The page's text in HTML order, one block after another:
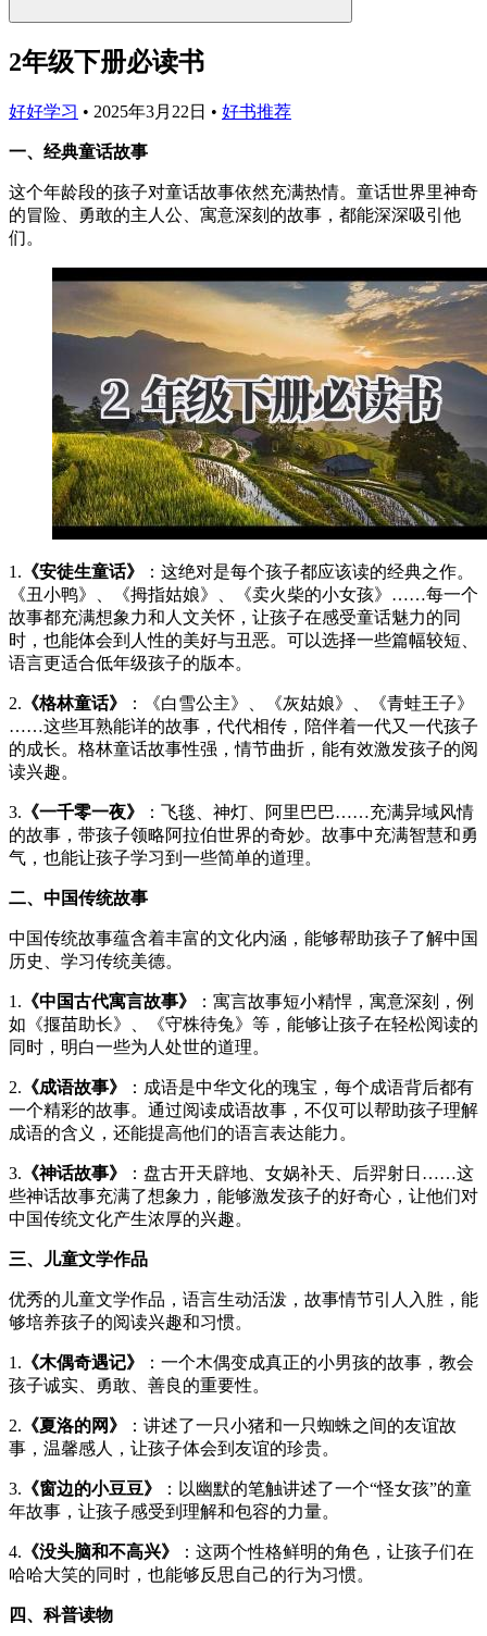
2年级下册必读书
好好学习 • 2025年3月22日 • 好书推荐
一、经典童话故事
这个年龄段的孩子对童话故事依然充满热情。童话世界里神奇
的冒险、勇敢的主人公、寓意深刻的故事，都能深深吸引他
们。
1. 《安徒生童话》
：这绝对是每个孩子都应该读的经典之作。
《丑小鸭》、《拇指姑娘》、《卖火柴的小女孩》……每一个
故事都充满想象力和人文关怀，让孩子在感受童话魅力的同
时，也能体会到人性的美好与丑恶。可以选择一些篇幅较短、
语言更适合低年级孩子的版本。
2. 《格林童话》
：《白雪公主》、《灰姑娘》、《青蛙王子》
……这些耳熟能详的故事，代代相传，陪伴着一代又一代孩子
的成长。格林童话故事性强，情节曲折，能有效激发孩子的阅
读兴趣。
3. 《一千零一夜》
：飞毯、神灯、阿里巴巴……充满异域风情
的故事，带孩子领略阿拉伯世界的奇妙。故事中充满智慧和勇
气，也能让孩子学习到一些简单的道理。
二、中国传统故事
中国传统故事蕴含着丰富的文化内涵，能够帮助孩子了解中国
历史、学习传统美德。
1. 《中国古代寓言故事》
：寓言故事短小精悍，寓意深刻，例
如《揠苗助长》、《守株待兔》等，能够让孩子在轻松阅读的
同时，明白一些为人处世的道理。
2. 《成语故事》
：成语是中华文化的瑰宝，每个成语背后都有
一个精彩的故事。通过阅读成语故事，不仅可以帮助孩子理解
成语的含义，还能提高他们的语言表达能力。
3. 《神话故事》
：盘古开天辟地、女娲补天、后羿射日……这
些神话故事充满了想象力，能够激发孩子的好奇心，让他们对
中国传统文化产生浓厚的兴趣。
三、儿童文学作品
优秀的儿童文学作品，语言生动活泼，故事情节引人入胜，能
够培养孩子的阅读兴趣和习惯。
1. 《木偶奇遇记》
：一个木偶变成真正的小男孩的故事，教会
孩子诚实、勇敢、善良的重要性。
2. 《夏洛的网》
：讲述了一只小猪和一只蜘蛛之间的友谊故
事，温馨感人，让孩子体会到友谊的珍贵。
3. 《窗边的小豆豆》
：以幽默的笔触讲述了一个“怪女孩”的童
年故事，让孩子感受到理解和包容的力量。
4. 《没头脑和不高兴》
：这两个性格鲜明的角色，让孩子们在
哈哈大笑的同时，也能够反思自己的行为习惯。
四、科普读物